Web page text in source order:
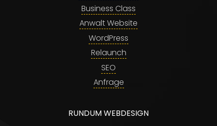
Business Class
Anwalt Website
WordPress
Relaunch
SEO
Anfrage
RUNDUM WEBDESIGN